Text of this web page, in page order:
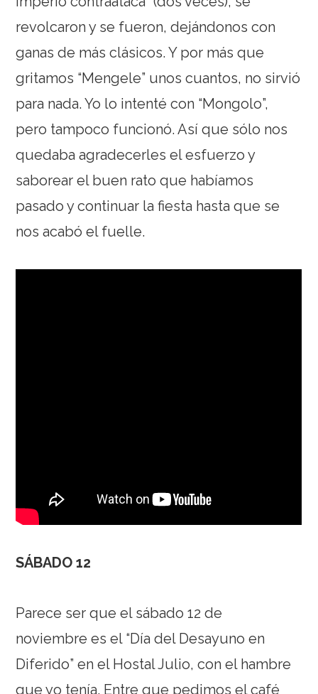
revolcaron y se fueron, dejándonos con
ganas de más clásicos. Y por más que
gritamos “Mengele” unos cuantos, no sirvió
para nada. Yo lo intenté con “Mongolo”,
pero tampoco funcionó. Así que sólo nos
quedaba agradecerles el esfuerzo y
saborear el buen rato que habíamos
pasado y continuar la fiesta hasta que se
nos acabó el fuelle.
SÁBADO 12
Parece ser que el sábado 12 de
noviembre es el “Día del Desayuno en
Diferido” en el Hostal Julio, con el hambre
que yo tenía. Entre que pedimos el café